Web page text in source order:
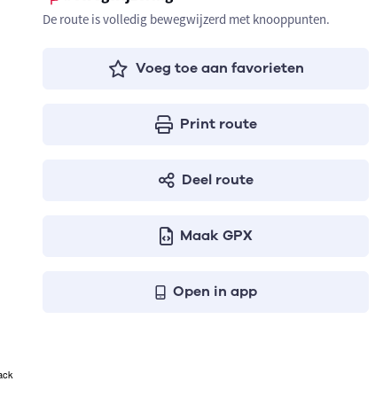
De route is volledig bewegwijzerd met knooppunten.
Voeg toe aan favorieten
Print route
Deel route
Maak GPX
Open in app